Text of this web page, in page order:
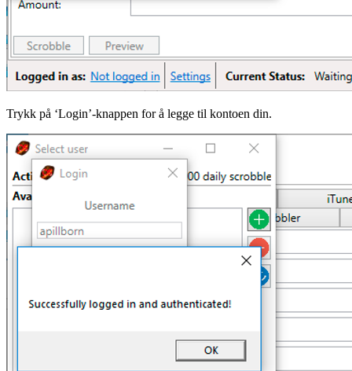
Trykk på ‘Login’-knappen for å legge til kontoen din.